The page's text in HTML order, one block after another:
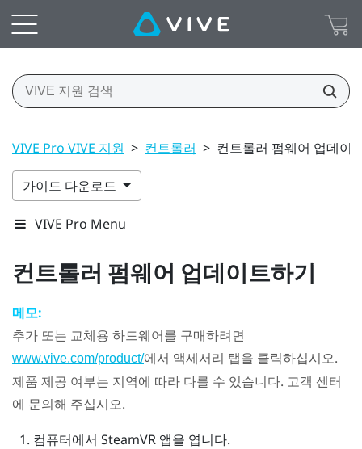
VIVE Pro VIVE 지원 > 컨트롤러 > 컨트롤러 펌웨어 업데이
가이드 다운로드
VIVE Pro Menu
컨트롤러 펌웨어 업데이트하기
메모:
추가 또는 교체용 하드웨어를 구매하려면
www.vive.com/product/에서 액세서리 탭을 클릭하십시오.
제품 제공 여부는 지역에 따라 다를 수 있습니다. 고객 센터
에 문의해 주십시오.
컴퓨터에서 SteamVR앱을 엽니다.